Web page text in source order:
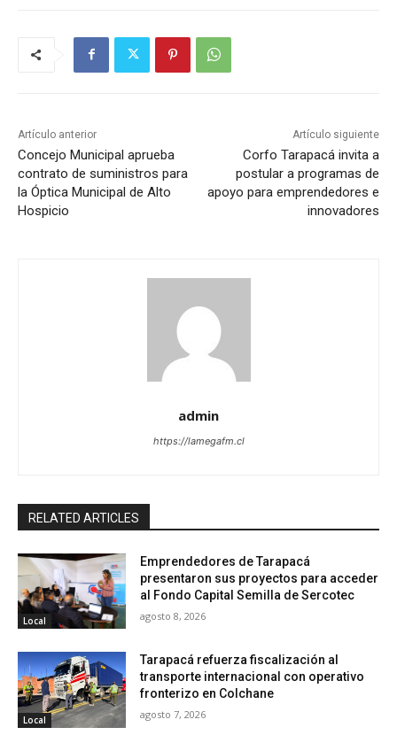
Artículo anterior
Concejo Municipal aprueba
contrato de suministros para
la Óptica Municipal de Alto
Hospicio
Artículo siguiente
Corfo Tarapacá invita a
postular a programas de
apoyo para emprendedores e
innovadores
admin
https://lamegafm.cl
RELATED ARTICLES
Local
Emprendedores de Tarapacá
presentaron sus proyectos para acceder
al Fondo Capital Semilla de Sercotec
agosto 8, 2026
Local
Tarapacá refuerza fiscalización al
transporte internacional con operativo
fronterizo en Colchane
agosto 7, 2026